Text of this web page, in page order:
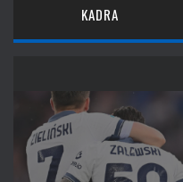
KADRA